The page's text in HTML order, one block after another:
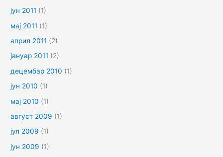
јун 2011 (1)
мај 2011 (1)
април 2011 (2)
јануар 2011 (2)
децембар 2010 (1)
јун 2010 (1)
мај 2010 (1)
август 2009 (1)
јул 2009 (1)
јун 2009 (1)